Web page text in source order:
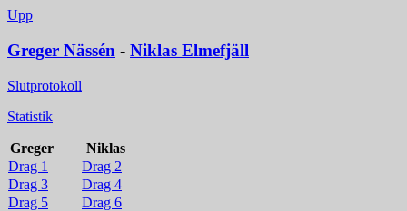
Upp
Greger Nässén - Niklas Elmefjäll
Slutprotokoll
Statistik
Greger
Niklas
Drag 1
Drag 2
Drag 3
Drag 4
Drag 5
Drag 6